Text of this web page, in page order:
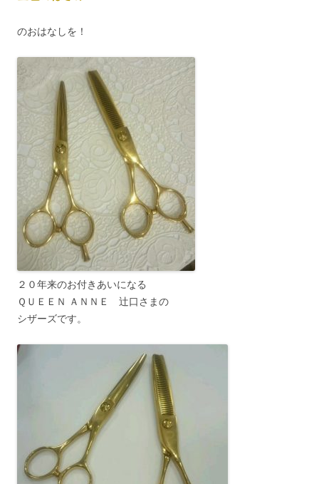
のおはなしを！
２０年来のお付きあいになる
ＱＵＥＥＮ ＡＮＮＥ 辻口さまの
シザーズです。